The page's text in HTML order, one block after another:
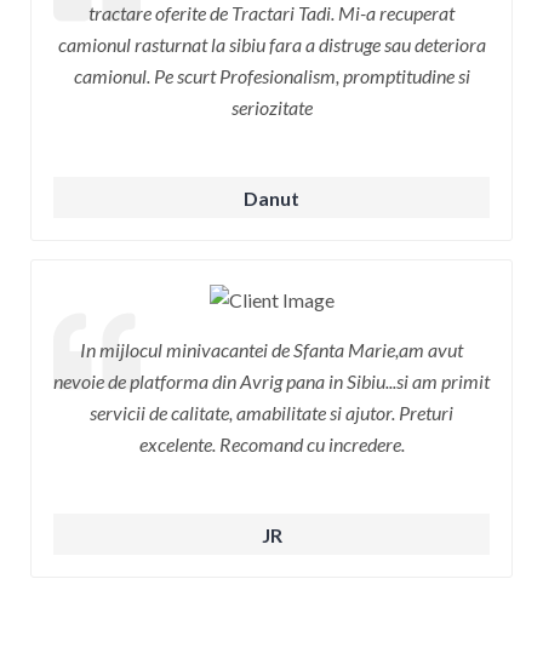
tractare oferite de Tractari Tadi. Mi-a recuperat
camionul rasturnat la sibiu fara a distruge sau deteriora
camionul. Pe scurt Profesionalism, promptitudine si
seriozitate
Danut
In mijlocul minivacantei de Sfanta Marie,am avut
nevoie de platforma din Avrig pana in Sibiu...si am primit
servicii de calitate, amabilitate si ajutor. Preturi
excelente. Recomand cu incredere.
JR